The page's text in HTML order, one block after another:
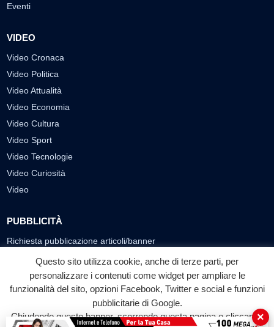
Eventi
VIDEO
Video Cronaca
Video Politica
Video Attualità
Video Economia
Video Cultura
Video Sport
Video Tecnologie
Video Curiosità
Video
PUBBLICITÀ
Richiesta pubblicazione articoli/banner
SEGUICI SUI SOCIAL
f
Facebook
◎ ▶
YouTube
Questo sito utilizza cookie, anche di terze parti, per
personalizzare i contenuti come widget per ampliare le
funzionalità del sito, opzioni Facebook, Twitter e social e funzioni
pubblicitarie di Google.
Chiudendo questo banner, scorrendo questa pagina o cliccando
×